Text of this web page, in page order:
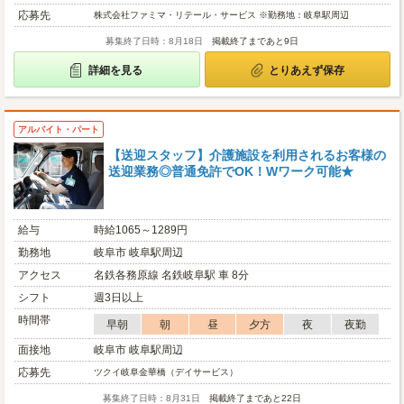
応募先 株式会社ファミマ・リテール・サービス ※勤務地：岐阜駅周辺
募集終了日時：8月18日 掲載終了まであと9日
詳細を見る とりあえず保存
アルバイト・パート
【送迎スタッフ】介護施設を利用されるお客様の
送迎業務◎普通免許でOK！Wワーク可能★
給与
時給1065～1289円
勤務地
岐阜市 岐阜駅周辺
アクセス
名鉄各務原線 名鉄岐阜駅 車 8分
シフト
週3日以上
時間帯
早朝 朝 昼 夕方 夜
夜勤
面接地
岐阜市 岐阜駅周辺
応募先
ツクイ岐阜金華橋（デイサービス）
募集終了日時：8月31日 掲載終了まであと22日